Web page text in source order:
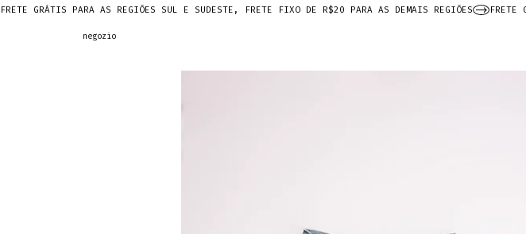
FRETE GRÁTIS PARA AS REGIÕES SUL E SUDESTE, FRETE FIXO DE R$20 PARA AS DEMAIS REGIÕES
negozio